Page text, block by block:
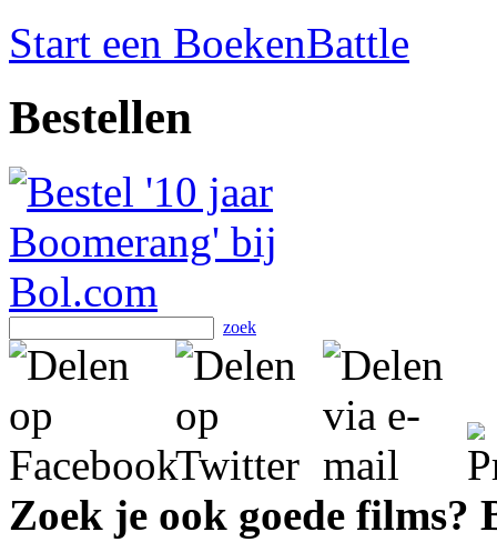
Start een BoekenBattle
Bestellen
zoek
Zoek je ook goede films?